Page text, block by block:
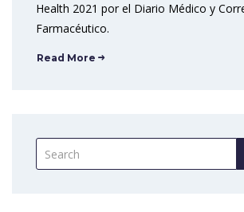
Health 2021 por el Diario Médico y
Farmacéutico.
Read More